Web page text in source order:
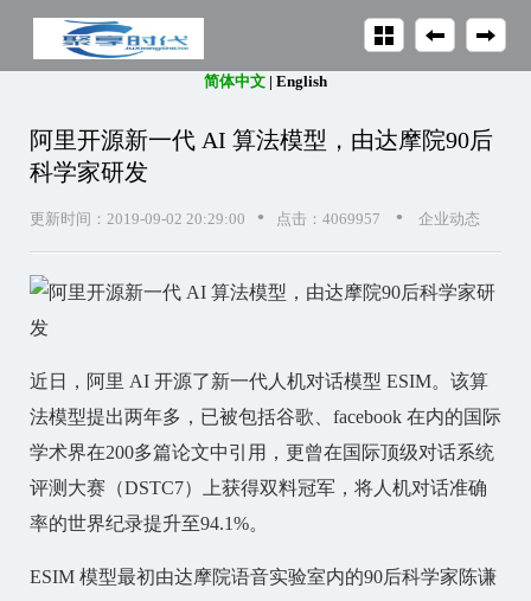
阿里开源新一代 AI 算法模型，由达摩院90后
科学家研发
更新时间：2019-09-02 20:29:00 • 点击：4069957 • 企业动态
近日，阿里 AI 开源了新一代人机对话模型 ESIM。该算
法模型提出两年多，已被包括谷歌、facebook 在内的国际
学术界在200多篇论文中引用，更曾在国际顶级对话系统
评测大赛（DSTC7）上获得双料冠军，将人机对话准确
率的世界纪录提升至94.1%。
ESIM 模型最初由达摩院语音实验室内的90后科学家陈谦
简体中文 | English